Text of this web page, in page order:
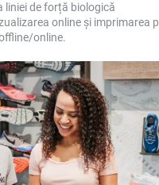
liniei de forță biologică
online și imprimarea
online.